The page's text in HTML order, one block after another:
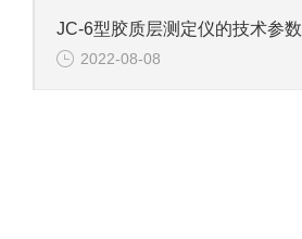
JC-6型胶质层测定仪的技术参数
2022-08-08